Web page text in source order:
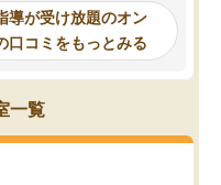
習
つ
た
る
強
方
導が受け放題のオン
口コミをもっとみる
一覧